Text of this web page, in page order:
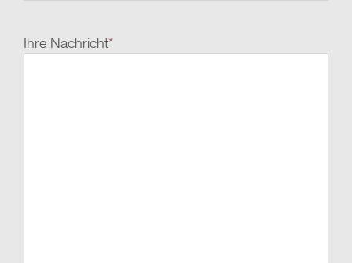
Ihre Nachricht*